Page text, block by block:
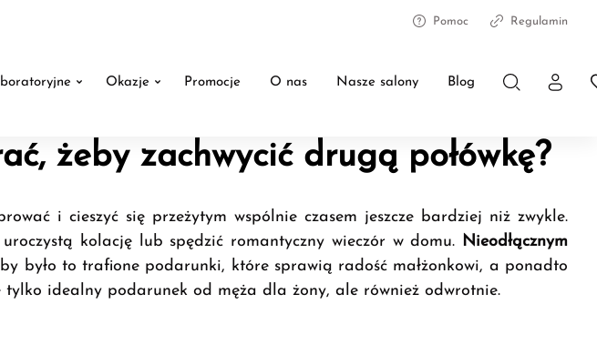
Pomoc Regulamin
Okazje Promocje O nas Nasze salony Blog
żeby zachwycić drugą połówkę?
i cieszyć się przeżytym wspólnie czasem jeszcze bardziej niż zwykle.
kolację lub spędzić romantyczny wieczór w domu. Nieodłącznym
było to trafione podarunki, które sprawią radość małżonkowi, a ponadto
tylko idealny podarunek od męża dla żony, ale również odwrotnie.